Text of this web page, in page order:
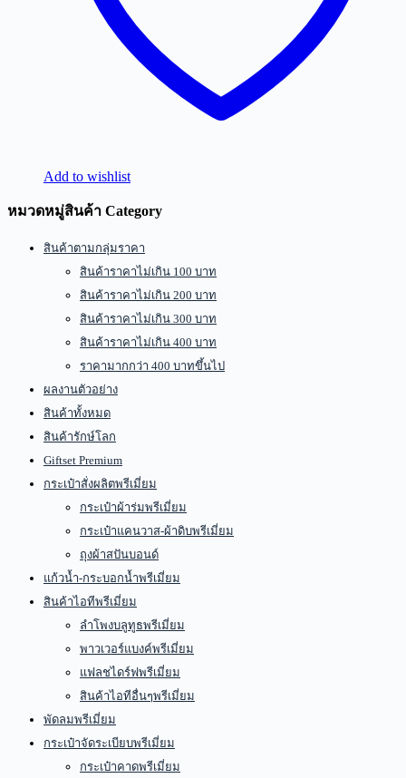
Add to wishlist
หมวดหมู่สินค้า Category
สินค้าตามกลุ่มราคา
สินค้าราคาไม่เกิน 100 บาท
สินค้าราคาไม่เกิน 200 บาท
สินค้าราคาไม่เกิน 300 บาท
สินค้าราคาไม่เกิน 400 บาท
ราคามากกว่า 400 บาทขึ้นไป
ผลงานตัวอย่าง
สินค้าทั้งหมด
สินค้ารักษ์โลก
Giftset Premium
กระเป๋าสั่งผลิตพรีเมี่ยม
กระเป๋าผ้าร่มพรีเมี่ยม
กระเป๋าแคนวาส-ผ้าดิบพรีเมี่ยม
ถุงผ้าสปันบอนด์
แก้วน้ำ-กระบอกน้ำพรีเมี่ยม
สินค้าไอทีพรีเมี่ยม
ลำโพงบลูทูธพรีเมี่ยม
พาวเวอร์แบงค์พรีเมี่ยม
แฟลชไดร์ฟพรีเมี่ยม
สินค้าไอทีอื่นๆพรีเมี่ยม
พัดลมพรีเมี่ยม
กระเป๋าจัดระเบียบพรีเมี่ยม
กระเป๋าคาดพรีเมี่ยม